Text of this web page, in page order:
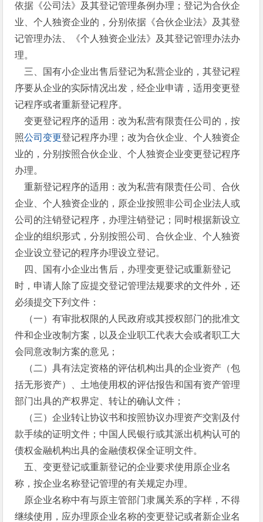
依据《公司法》及其登记管理条例办理；登记为合伙企
业、个人独资企业的，分别依据《合伙企业法》及其登
记管理办法、《个人独资企业法》及其登记管理办法办
理。
三、国有小企业出售后登记为私营企业的，其登记程
序要从企业的实际情况出发，经企业申请，适用变更登
记程序或者重新登记程序。
变更登记程序的适用：改为私营有限责任公司的，按
照公司变更登记程序办理；改为合伙企业、个人独资企
业的，分别按照合伙企业、个人独资企业变更登记程序
办理。
重新登记程序的适用：改为私营有限责任公司、合伙
企业、个人独资企业的，原企业按照非公司企业法人或
公司的注销登记程序，办理注销登记；同时根据新设立
企业的组织形式，分别按照公司、合伙企业、个人独资
企业设立登记的程序办理设立登记。
四、国有小企业出售后，办理变更登记或重新登记
时，申请人除了应提交登记管理法规要求的文件外，还
必须提交下列文件：
（一）有审批权限的人民政府或其授权部门的批准文
件和企业改制方案，以及企业职工代表大会或者职工大
会同意改制方案的意见；
（二）具有法定资格的评估机构出具的企业资产（包
括无形资产）、土地使用权的评估报告和国有资产管理
部门出具的产权界定、转让的确认文件；
（三）企业转让协议书和按照协议办理资产交割及付
款手续的证明文件；中国人民银行或其派出机构认可的
债权金融机构出具的金融债权保全证明文件。
五、变更登记或重新登记的企业要求使用原企业名
称，按企业名称登记管理的有关规定办理。
原企业名称中有与原主管部门隶属关系的字样，不得
继续使用，应办理原企业名称的变更登记或者新企业名